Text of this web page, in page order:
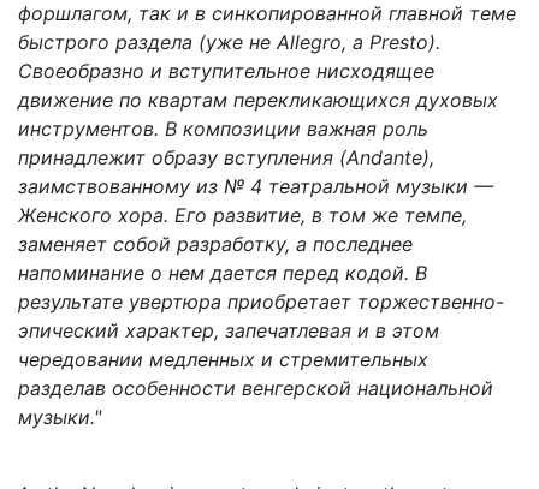
форшлагом, так и в синкопированной главной теме
быстрого раздела (уже не Allegro, a Presto).
Своеобразно и вступительное нисходящее
движение по квартам перекликающихся духовых
инструментов. В композиции важная роль
принадлежит об­разу вступления (Andante),
заимствованному из № 4 теат­ральной музыки —
Женского хора. Его развитие, в том же темпе,
заменяет собой разработку, а последнее
напоминание о нем дается перед кодой. В
результате увертюра приобрета­ет торжественно-
эпический характер, запечатлевая и в этом
чередовании медленных и стремительных
разделав особенно­сти венгерской национальной
музыки."